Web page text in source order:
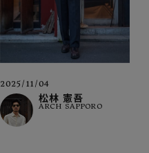
2025/11/04
松林 憲吾
ARCH SAPPORO